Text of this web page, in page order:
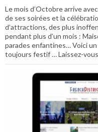
Le mois d’Octobre arrive
de ses soirées et la
d’attractions, des plus
pendant plus d’un mois :
parades enfantines… Voici
toujours festif … Laissez-